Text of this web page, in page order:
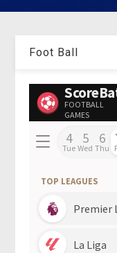
Foot Ball